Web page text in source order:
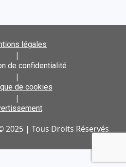
légales
|
de confidentialité
|
de cookies
|
2025 | Tous Droits Réservés